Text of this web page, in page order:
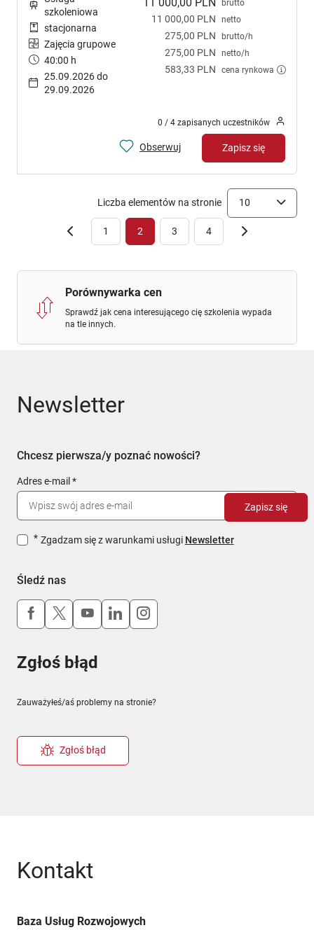
brutto
11 000,00 PLN netto
275,00 PLN brutto/h
275,00 PLN netto/h
583,33 PLN cena rynkowa
szkoleniowa
stacjonarna
Zajęcia grupowe
40:00 h
25.09.2026 do
29.09.2026
0 / 4 zapisanych uczestników
Obserwuj Zapisz się
1 2 3 4
Liczba elementów na stronie 10
Porównywarka cen
Sprawdź jak cena interesującego cię szkolenia wypada
na tle innych.
Newsletter
Chcesz pierwsza/y poznać nowości?
Adres e-mail
Zgadzam się z warunkami usługi Newsletter
Zapisz się
Śledź nas
Uwaga, link otworzy się w nowym oknie
Uwaga, link otworzy się w nowym oknie
Uwaga, link otworzy się w nowym
Uwaga, link otworzy się w
Uwaga, link otworzy się w
Zgłoś błąd
Zauważyłeś/aś problemy na stronie?
Zgłoś błąd
Kontakt
Baza Usług Rozwojowych